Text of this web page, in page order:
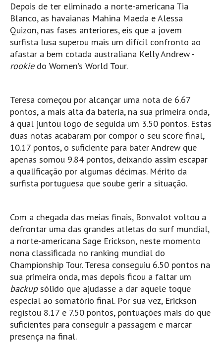
Leça - L'Kodak (Aterro) HD
Leça da Palmeira HD
Leça da Palmeira bar Oscar HD
Matosinhos HD
Espinho vista aérea HD
Espinho - Silvalde HD
AVEIRO
Cortegaça (Vila do Surf) HD
Cortegaça Onda Pontão HD
Mira
FIGUEIRA DA FOZ
Praia do Cabedelo HD
NAZARÉ
Nazaré panoramica praia norte
Nazaré HD
Nazaré Praias Sul
PENICHE
Peniche - Consolação Norte HD
Depois de ter eliminado a norte-americana Tia
Blanco, as havaianas Mahina Maeda e Alessa
Quizon, nas fases anteriores, eis que a jovem
surfista lusa superou mais um difícil confronto ao
afastar a bem cotada australiana Kelly Andrew -
rookiedo Women’s World Tour.
Teresa começou por alcançar uma nota de 6.67
pontos, a mais alta da bateria, na sua primeira onda,
à qual juntou logo de seguida um 3.50 pontos. Estas
duas notas acabaram por compor o seu score final,
10.17 pontos, o suficiente para bater Andrew que
apenas somou 9.84 pontos, deixando assim escapar
a qualificação por algumas décimas. Mérito da
surfista portuguesa que soube gerir a situação.
Com a chegada das meias finais, Bonvalot voltou a
defrontar uma das grandes atletas do surf mundial,
a norte-americana Sage Erickson, neste momento
nona classificada no ranking mundial do
Championship Tour. Teresa conseguiu 6.50 pontos na
sua primeira onda, mas depois ficou a faltar um
backupsólido que ajudasse a dar aquele toque
especial ao somatório final. Por sua vez, Erickson
registou 8.17 e 7.50 pontos, pontuações mais do que
suficientes para conseguir a passagem e marcar
presença na final.